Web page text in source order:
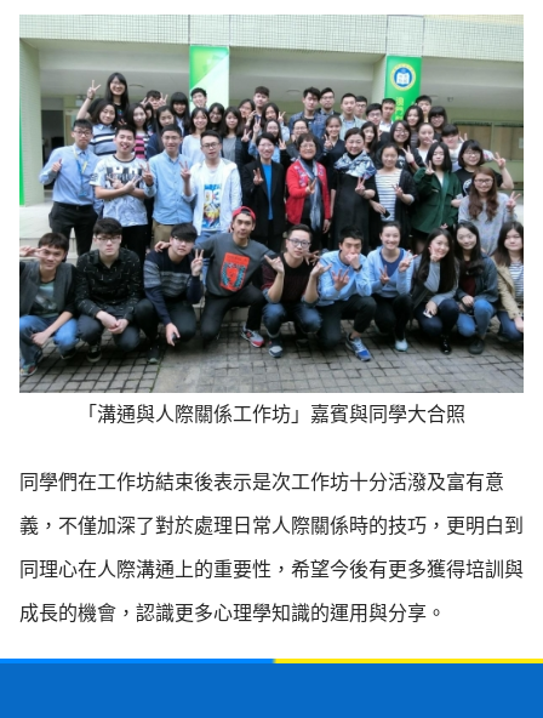
「溝通與人際關係工作坊」嘉賓與同學大合照
同學們在工作坊結束後表示是次工作坊十分活潑及富有意
義，不僅加深了對於處理日常人際關係時的技巧，更明白到
同理心在人際溝通上的重要性，希望今後有更多獲得培訓與
成長的機會，認識更多心理學知識的運用與分享。